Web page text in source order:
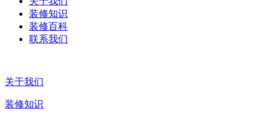
装修知识
装修百科
联系我们
关于我们
装修知识